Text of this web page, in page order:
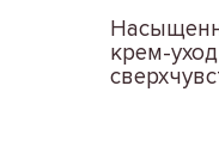
крем-